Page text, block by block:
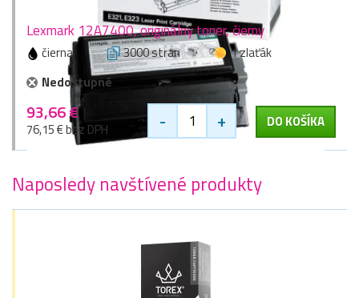
Lexmark 12A7400, originálny toner, čierny
čierna 3000 stran
1 zlaťák
Nedostupné
93,66 €
76,15 € bez DPH - + DO KOŠÍKA
Naposledy navštívené produkty